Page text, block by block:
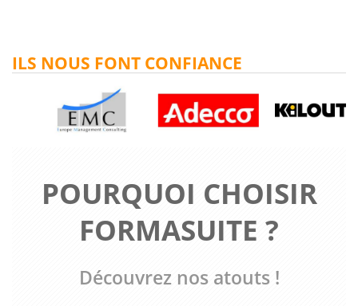
POURQUOI CHOISIR
FORMASUITE ?
Découvrez nos atouts !
ILS NOUS FONT CONFIANCE